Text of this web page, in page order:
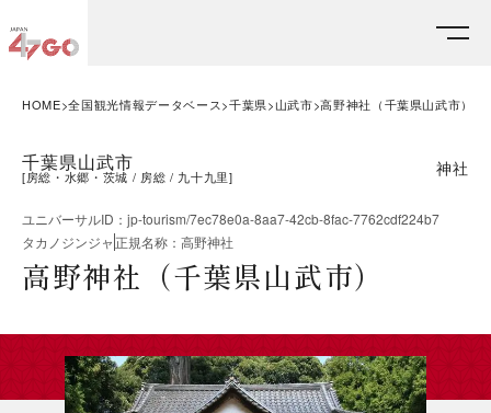
HOME 全国観光情報データベース 千葉県 山武市 高野神社（千葉県山武市）
千葉県山武市
[房総・水郷・茨城 房総 九十九里] 神社
ユニバーサルID ： jp-tourism/7ec78e0a-8aa7-42cb-8fac-7762cdf224b7
タカノジンジャ正規名称 ： 高野神社
高野神社（千葉県山武市）